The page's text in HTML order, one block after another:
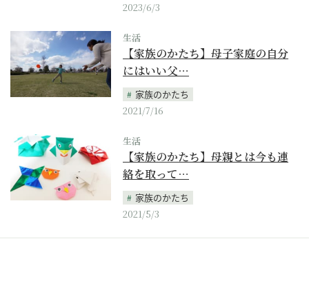
2023/6/3
生活
【家族のかたち】母子家庭の自分
にはいい父…
家族のかたち
2021/7/16
生活
【家族のかたち】母親とは今も連
絡を取って…
家族のかたち
2021/5/3